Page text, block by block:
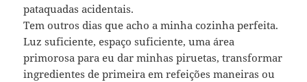
pataquadas acidentais.
Tem outros dias que acho a minha cozinha perfeita.
Luz suficiente, espaço suficiente, uma área
primorosa para eu dar minhas piruetas, transformar
ingredientes de primeira em refeições maneiras ou